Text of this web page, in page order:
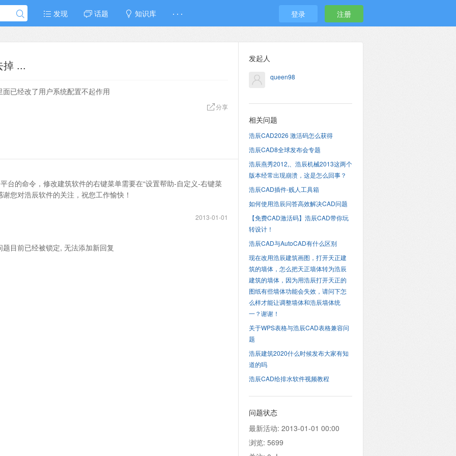
发现 话题 知识库 · · · 登录 注册
掉 ...
已经改了用户系统配置不起作用
分享
台的命令，修改建筑软件的右键菜单需要在“设置帮助-自定义-右键菜
您对浩辰软件的关注，祝您工作愉快！
2013-01-01
题目前已经被锁定, 无法添加新回复
发起人
queen98
相关问题
浩辰CAD2026 激活码怎么获得
浩辰CAD8全球发布会专题
浩辰燕秀2012,、浩辰机械2013这两个
版本经常出现崩溃，这是怎么回事？
浩辰CAD插件-贱人工具箱
如何使用浩辰问答高效解决CAD问题
【免费CAD激活码】浩辰CAD带你玩
转设计！
浩辰CAD与AutoCAD有什么区别
现在改用浩辰建筑画图，打开天正建
筑的墙体，怎么把天正墙体转为浩辰
建筑的墙体，因为用浩辰打开天正的
图纸有些墙体功能会失效，请问下怎
么样才能让调整墙体和浩辰墙体统
一？谢谢！
关于WPS表格与浩辰CAD表格兼容问
题
浩辰建筑2020什么时候发布大家有知
道的吗
浩辰CAD给排水软件视频教程
问题状态
最新活动: 2013-01-01 00:00
浏览: 5699